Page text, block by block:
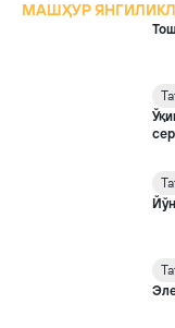
МАШҲУР